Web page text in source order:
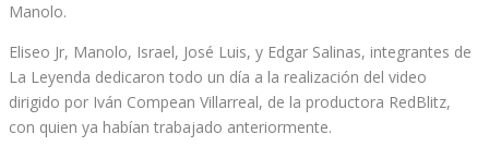
Manolo.
Eliseo Jr, Manolo, Israel, José Luis, y Edgar Salinas, integrantes de
La Leyenda dedicaron todo un día a la realización del video
dirigido por Iván Compean Villarreal, de la productora RedBlitz,
con quien ya habían trabajado anteriormente.